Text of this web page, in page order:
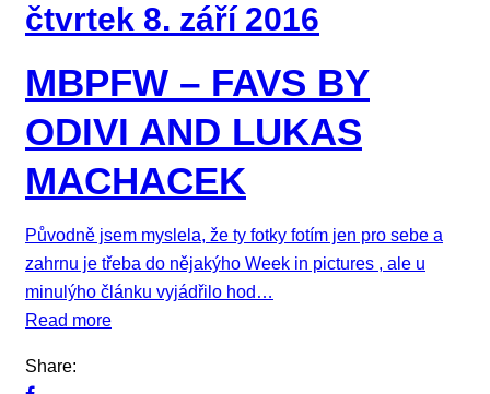
čtvrtek 8. září 2016
MBPFW – FAVS BY
ODIVI AND LUKAS
MACHACEK
Původně jsem myslela, že ty fotky fotím jen pro sebe a
zahrnu je třeba do nějakýho Week in pictures , ale u
minulýho článku vyjádřilo hod…
Read more
Share: